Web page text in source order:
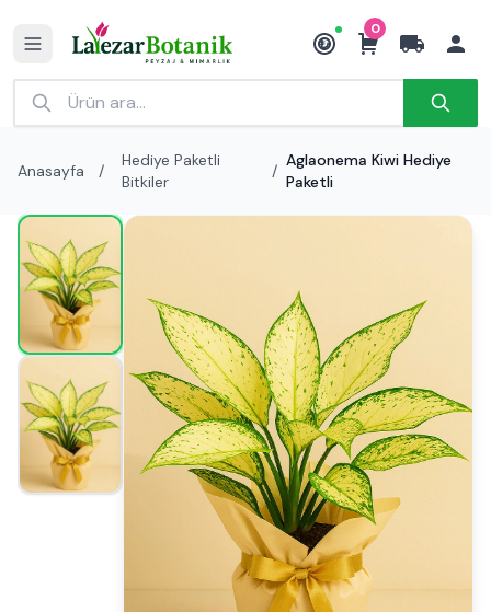
₺
0
Anasayfa /
Hediye Paketli
Bitkiler
/
Aglaonema Kiwi Hediye
Paketli